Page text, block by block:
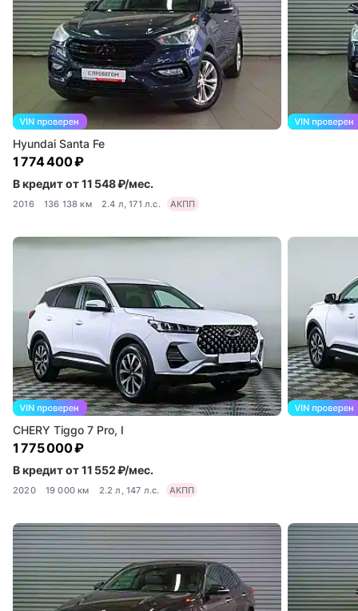
Hyundai Santa Fe
1 774 400 ₽
В кредит от 11 548 ₽/мес.
2016 136 138 км 2.4 л, 171 л.с. АКПП
CHERY Tiggo 7 Pro, I
1 775 000 ₽
В кредит от 11 552 ₽/мес.
2020 19 000 км 2.2 л, 147 л.с. АКПП